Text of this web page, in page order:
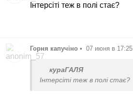
Інтерсіті теж в полі стає?
Горня капучіно • 07 июня в 17:25
кураГАЛЯ
Інтерсіті теж в полі стає?